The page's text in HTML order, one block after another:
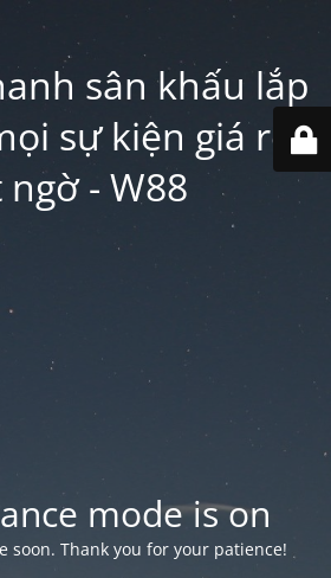
sân khấu lắp
sự kiện giá rẻ
- W88
mode is on
soon. Thank you for your patience!